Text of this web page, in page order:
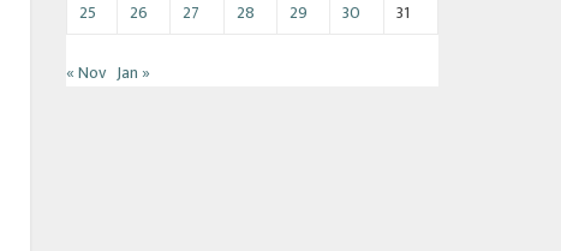
25
26 27 28 29 30 31
« Nov Jan »